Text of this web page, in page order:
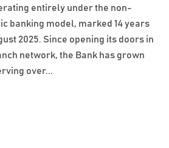
entirely under the non-
banking model, marked 14 years
2025. Since opening its doors in
network, the Bank has grown
over...